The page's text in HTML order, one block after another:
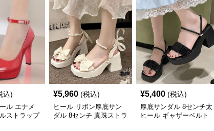
込)
ル エナメ
ストラップ
¥5,960 (税込)
ヒール リボン厚底サン
ダル 8センチ 真珠ストラ
¥5,400 (税込)
厚底サンダル 8センチ太
ヒール ギャザーベルト